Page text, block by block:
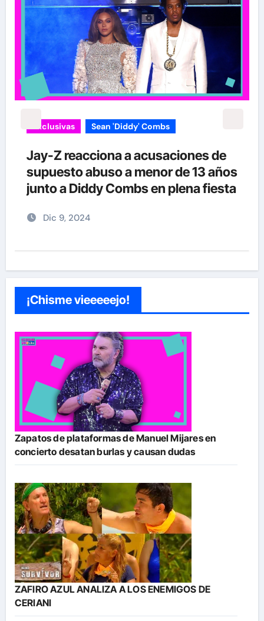
Exclusivas Sean 'Diddy' Combs
Jay-Z reacciona a acusaciones de
supuesto abuso a menor de 13 años
junto a Diddy Combs en plena fiesta
Dic 9, 2024
¡Chisme vieeeeejo!
Zapatos de plataformas de Manuel Mijares en
concierto desatan burlas y causan dudas
ZAFIRO AZUL ANALIZA A LOS ENEMIGOS DE
CERIANI